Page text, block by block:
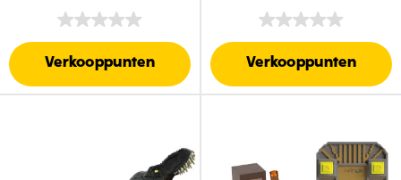
Verkooppunten
Richtingen
Verkooppunten